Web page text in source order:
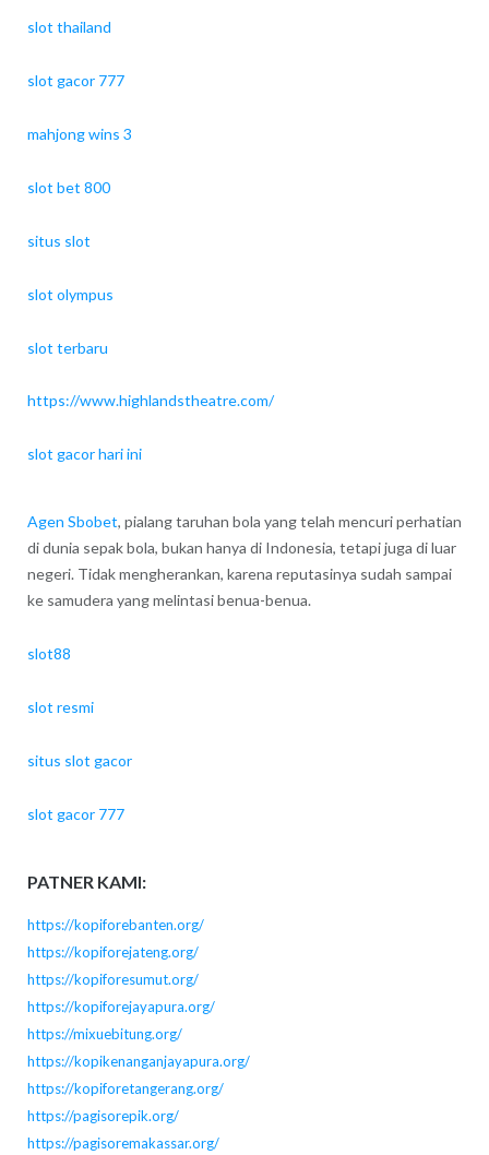
slot thailand
slot gacor 777
mahjong wins 3
slot bet 800
situs slot
slot olympus
slot terbaru
https://www.highlandstheatre.com/
slot gacor hari ini
Agen Sbobet, pialang taruhan bola yang telah mencuri perhatian
di dunia sepak bola, bukan hanya di Indonesia, tetapi juga di luar
negeri. Tidak mengherankan, karena reputasinya sudah sampai
ke samudera yang melintasi benua-benua.
slot88
slot resmi
situs slot gacor
slot gacor 777
PATNER KAMI:
https://kopiforebanten.org/
https://kopiforejateng.org/
https://kopiforesumut.org/
https://kopiforejayapura.org/
https://mixuebitung.org/
https://kopikenanganjayapura.org/
https://kopiforetangerang.org/
https://pagisorepik.org/
https://pagisoremakassar.org/